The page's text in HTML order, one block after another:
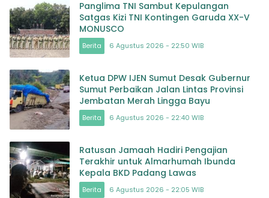
Panglima TNI Sambut Kepulangan
Satgas Kizi TNI Kontingen Garuda XX-V
MONUSCO
Berita 6 Agustus 2026 - 22:50 WIB
Ketua DPW IJEN Sumut Desak Gubernur
Sumut Perbaikan Jalan Lintas Provinsi
Jembatan Merah Lingga Bayu
Berita 6 Agustus 2026 - 22:40 WIB
Ratusan Jamaah Hadiri Pengajian
Terakhir untuk Almarhumah Ibunda
Kepala BKD Padang Lawas
Berita 6 Agustus 2026 - 22:05 WIB